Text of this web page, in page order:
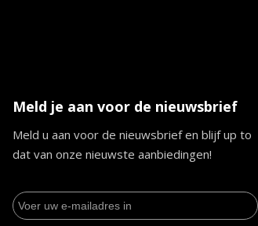
Meld je aan voor de nieuwsbrief
Meld u aan voor de nieuwsbrief en blijf up to
dat van onze nieuwste aanbiedingen!